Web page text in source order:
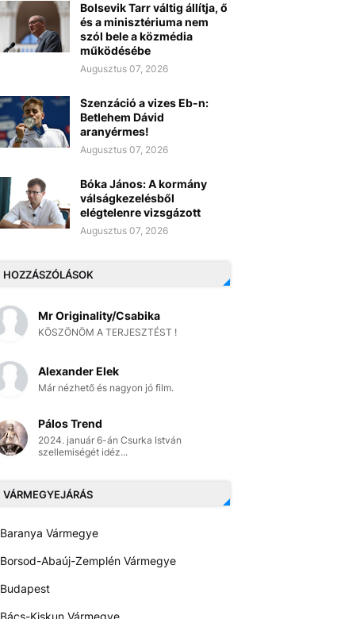
Bolsevik Tarr váltig állítja, ő
és a minisztériuma nem
szól bele a közmédia
működésébe
Augusztus 07, 2026
Szenzáció a vizes Eb-n:
Betlehem Dávid
aranyérmes!
Augusztus 07, 2026
Bóka János: A kormány
válságkezelésből
elégtelenre vizsgázott
Augusztus 07, 2026
HOZZÁSZÓLÁSOK
Mr Originality/Csabika
KÖSZÖNÖM A TERJESZTÉST !
Alexander Elek
Már nézhető és nagyon jó film.
Pálos Trend
2024. január 6-án Csurka István
szellemiségét idéz...
VÁRMEGYEJÁRÁS
Vármegye
Abaúj-Zemplén Vármegye
Kiskun Vármegye